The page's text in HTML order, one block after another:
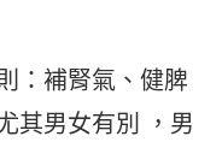
：補腎氣、健脾
其男女有別 ，男